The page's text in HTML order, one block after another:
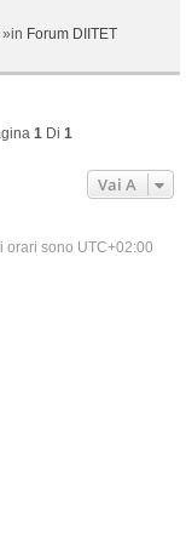
Forum DIITET
1 Di 1
Vai A
orari sono UTC+02:00